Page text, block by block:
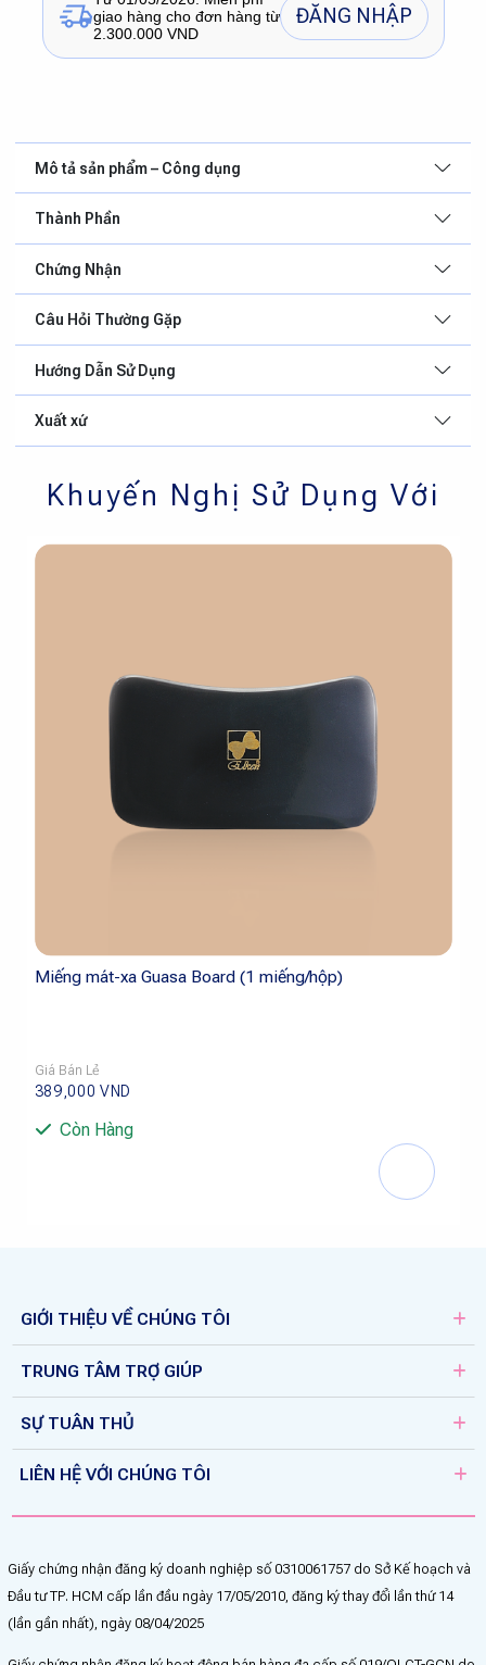
giao hàng cho đơn hàng từ
2.300.000 VND
ĐĂNG NHẬP
Mô tả sản phẩm – Công dụng
Thành Phần
Chứng Nhận
Câu Hỏi Thường Gặp
Hướng Dẫn Sử Dụng
Xuất xứ
Khuyến Nghị Sử Dụng Với
Miếng mát-xa Guasa Board (1 miếng/hộp)
Giá Bán Lẻ
389,000 VND
Còn Hàng
GIỚI THIỆU VỀ CHÚNG TÔI
TRUNG TÂM TRỢ GIÚP
SỰ TUÂN THỦ
LIÊN HỆ VỚI CHÚNG TÔI
Giấy chứng nhận đăng ký doanh nghiệp số 0310061757 do Sở Kế hoạch và
Đầu tư TP. HCM cấp lần đầu ngày 17/05/2010, đăng ký thay đổi lần thứ 14
(lần gần nhất), ngày 08/04/2025